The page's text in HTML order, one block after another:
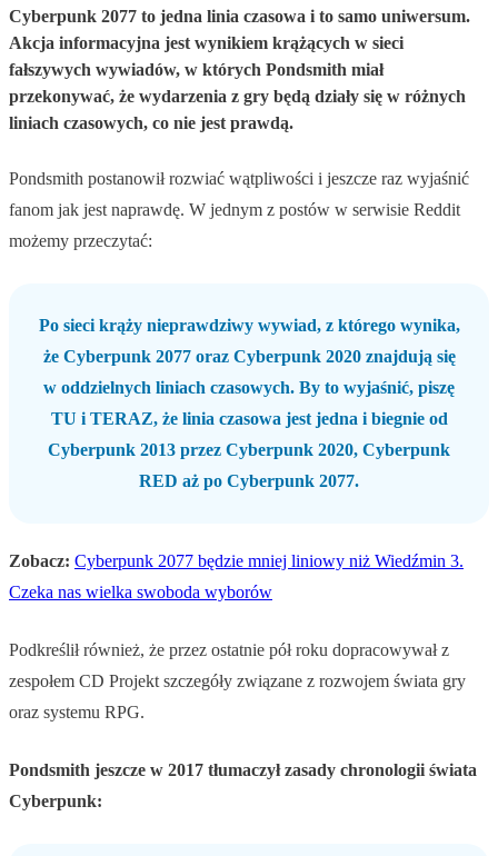
Cyberpunk 2077 to jedna linia czasowa i to samo uniwersum.
Akcja informacyjna jest wynikiem krążących w sieci
fałszywych wywiadów, w których Pondsmith miał
przekonywać, że wydarzenia z gry będą działy się w różnych
liniach czasowych, co nie jest prawdą.
Pondsmith postanowił rozwiać wątpliwości i jeszcze raz wyjaśnić
fanom jak jest naprawdę. W jednym z postów w serwisie Reddit
możemy przeczytać:
Po sieci krąży nieprawdziwy wywiad, z którego wynika,
że Cyberpunk 2077 oraz Cyberpunk 2020 znajdują się
w oddzielnych liniach czasowych. By to wyjaśnić, piszę
TU i TERAZ, że linia czasowa jest jedna i biegnie od
Cyberpunk 2013 przez Cyberpunk 2020, Cyberpunk
RED aż po Cyberpunk 2077.
Zobacz: Cyberpunk 2077 będzie mniej liniowy niż Wiedźmin 3.
Czeka nas wielka swoboda wyborów
Podkreślił również, że przez ostatnie pół roku dopracowywał z
zespołem CD Projekt szczegóły związane z rozwojem świata gry
oraz systemu RPG.
Pondsmith jeszcze w 2017 tłumaczył zasady chronologii świata
Cyberpunk: